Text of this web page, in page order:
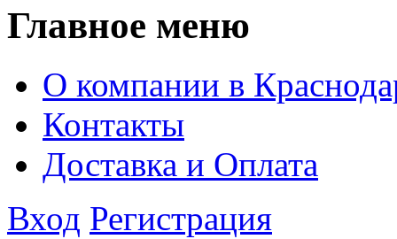
Главное меню
О компании в
Контакты
Доставка и Оплата
Вход Регистрация